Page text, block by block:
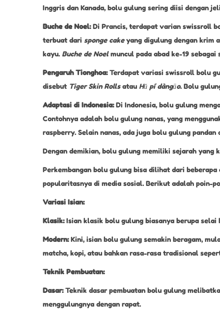
Inggris dan Kanada, bolu gulung sering diisi dengan
Buche de Noel:Di Prancis, terdapat varian swissroll
terbuat dari sponge cakeyang digulung dengan krim
kayu. Buche de Noelmuncul pada abad ke-19
Pengaruh Tionghoa:Terdapat variasi swissroll bolu
disebut Tiger Skin Rollsatau Hǔ pí dàngāo. Bolu
Adaptasi di Indonesia:Di Indonesia, bolu gulung
Contohnya adalah bolu gulung nanas, yang
raspberry. Selain nanas, ada juga bolu gulung
Dengan demikian, bolu gulung memiliki sejarah yang
Perkembangan bolu gulung bisa dilihat dari
popularitasnya di media sosial. Berikut adalah poin-
Variasi Isian:
Klasik:Isian klasik bolu gulung biasanya berupa
Modern:Kini, isian bolu gulung semakin beragam,
matcha, kopi, atau bahkan rasa-rasa tradisional
Teknik Pembuatan:
Dasar:Teknik dasar pembuatan bolu gulung
menggulungnya dengan rapat.